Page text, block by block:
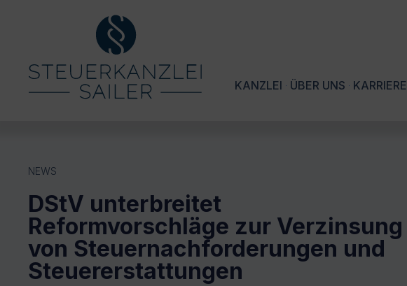
KANZLEI ÜBER UNS KARRIERE
NEWS
DStV unterbreitet
Reformvorschläge zur Verzinsung
von Steuernachforderungen und
Steuererstattungen